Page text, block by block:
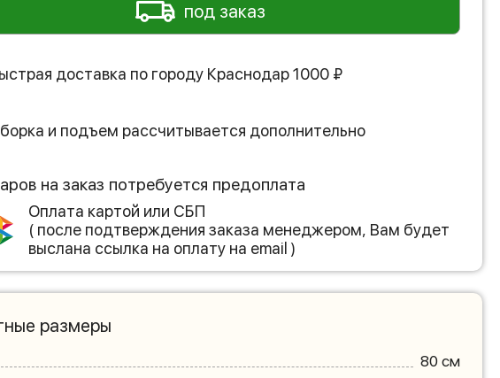
под заказ
доставка по городу Краснодар 1000 ₽
и подъем рассчитывается дополнительно
на заказ потребуется предоплата
Оплата картой или СБП
( после подтверждения заказа менеджером, Вам будет
выслана ссылка на оплату на email )
размеры
80 см